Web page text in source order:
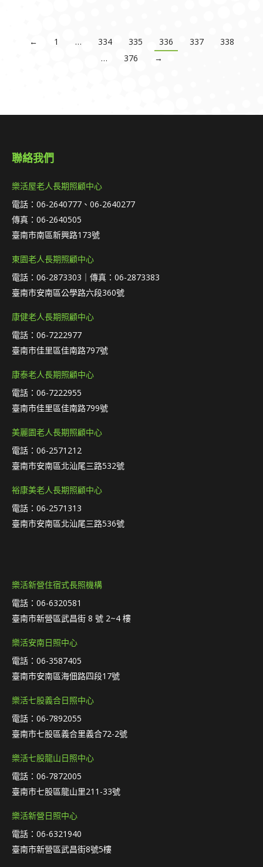
← 1 … 334 335 336 337
338
…
376 →
聯絡我們
樂活屋老人長期照顧中心
電話：06-2640777、06-2640277
傳真：06-2640505
臺南市南區新興路173號
東園老人長期照顧中心
電話：06-2873303｜傳真：06-2873383
臺南市安南區公學路六段360號
康健老人長期照顧中心
電話：06-7222977
臺南市佳里區佳南路797號
康泰老人長期照顧中心
電話：06-7222955
臺南市佳里區佳南路799號
美麗園老人長期照顧中心
電話：06-2571212
臺南市安南區北汕尾三路532號
裕康美老人長期照顧中心
電話：06-2571313
臺南市安南區北汕尾三路536號
樂活新營住宿式長照機構
電話：06-6320581
臺南市新營區武昌街 8 號 2~4 樓
樂活安南日照中心
電話：06-3587405
臺南市安南區海佃路四段17號
樂活七股義合日照中心
電話：06-7892055
臺南市七股區義合里義合72-2號
樂活七股龍山日照中心
電話：06-7872005
臺南市七股區龍山里211-33號
樂活新營日照中心
電話：06-6321940
臺南市新營區武昌街8號5樓